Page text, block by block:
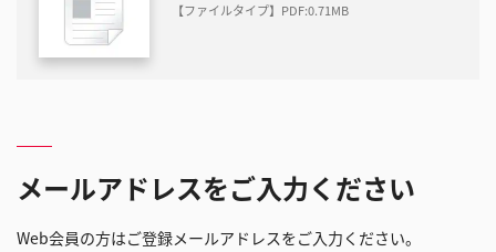
【ファイルタイプ】PDF:0.71MB
メールアドレスをご入力ください
Web会員の方はご登録メールアドレスをご入力ください。